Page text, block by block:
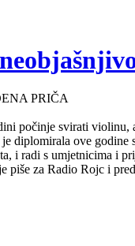
PRIČA
počinje svirati
diplomirala ove
i radi s umjetnicima i
za Radio Rojc i